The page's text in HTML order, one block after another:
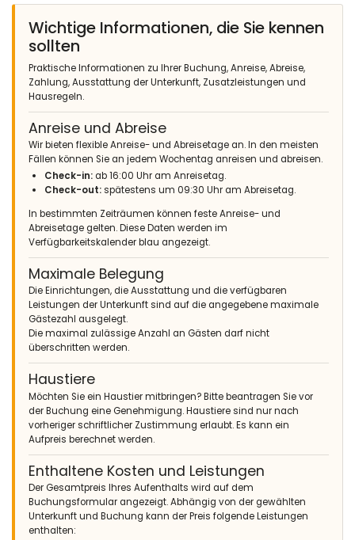
Wichtige Informationen, die Sie kennen
sollten
Praktische Informationen zu Ihrer Buchung, Anreise, Abreise,
Zahlung, Ausstattung der Unterkunft, Zusatzleistungen und
Hausregeln.
Anreise und Abreise
Wir bieten flexible Anreise- und Abreisetage an. In den meisten
Fällen können Sie an jedem Wochentag anreisen und abreisen.
Check-in: ab 16:00 Uhr am Anreisetag.
Check-out:spätestens um 09:30 Uhr am Abreisetag.
In bestimmten Zeiträumen können feste Anreise- und
Abreisetage gelten. Diese Daten werden im
Verfügbarkeitskalender blau angezeigt.
Maximale Belegung
Die Einrichtungen, die Ausstattung und die verfügbaren
Leistungen der Unterkunft sind auf die angegebene maximale
Gästezahl ausgelegt.
Die maximal zulässige Anzahl an Gästen darf nicht
überschritten werden.
Haustiere
Möchten Sie ein Haustier mitbringen? Bitte beantragen Sie vor
der Buchung eine Genehmigung. Haustiere sind nur nach
vorheriger schriftlicher Zustimmung erlaubt. Es kann ein
Aufpreis berechnet werden.
Enthaltene Kosten und Leistungen
Der Gesamtpreis Ihres Aufenthalts wird auf dem
Buchungsformular angezeigt. Abhängig von der gewählten
Unterkunft und Buchung kann der Preis folgende Leistungen
enthalten: